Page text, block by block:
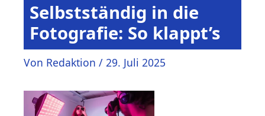
Selbstständig in die
Fotografie: So klappt’s
Von Redaktion / 29. Juli 2025